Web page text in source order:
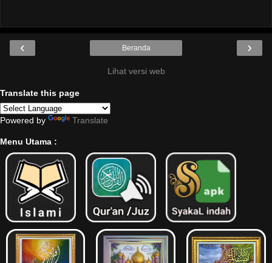
‹ ›
Beranda
Lihat versi web
Translate this page
Powered by Translate
Menu Utama :